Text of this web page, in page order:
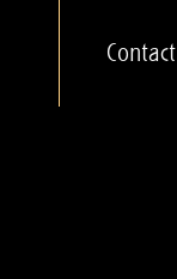
Contact